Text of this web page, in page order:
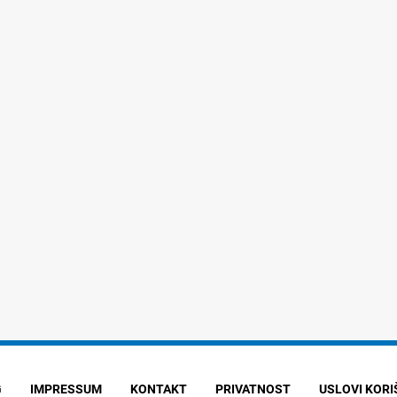
IMPRESSUM KONTAKT PRIVATNOST USLOVI